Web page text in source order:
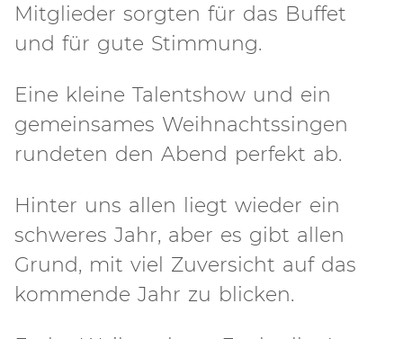
Mitglieder sorgten für das Buffet
und für gute Stimmung.
Eine kleine Talentshow und ein
gemeinsames Weihnachtssingen
rundeten den Abend perfekt ab.
Hinter uns allen liegt wieder ein
schweres Jahr, aber es gibt allen
Grund, mit viel Zuversicht auf das
kommende Jahr zu blicken.